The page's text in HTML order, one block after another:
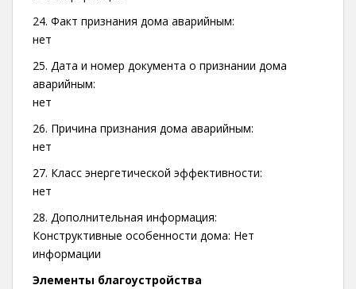
24. Факт признания дома аварийным:
нет
25. Дата и номер документа о признании дома
аварийным:
нет
26. Причина признания дома аварийным:
нет
27. Класс энергетической эффективности:
нет
28. Дополнительная информация:
Конструктивные особенности дома: Нет
информации
Элементы благоустройства